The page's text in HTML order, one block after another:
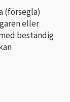
(försegla)
eller
beständig